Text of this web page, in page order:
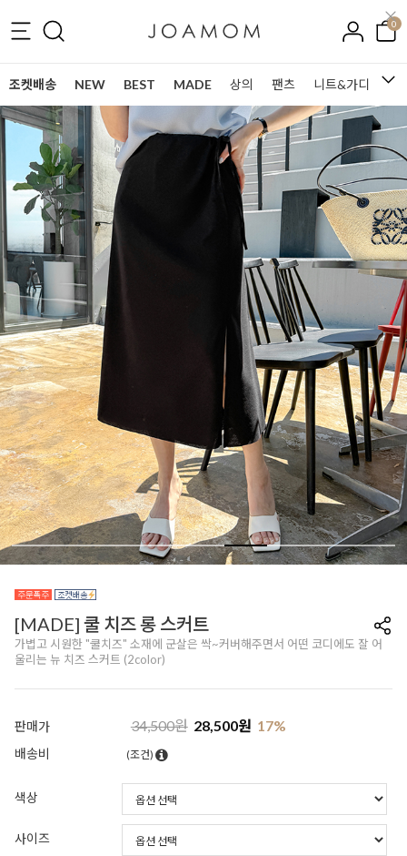
0
조켓배송 NEW BEST MADE 상의 팬츠 니트&가디건
[MADE] 쿨 치즈 롱 스커트
가볍고 시원한 "쿨치즈" 소재에 군살은 싹~커버해주면서 어떤 코디에도 잘 어
울리는 뉴 치즈 스커트 (2color)
판매가 34,500원 28,500원 17%
배송비 (조건)
색상
사이즈